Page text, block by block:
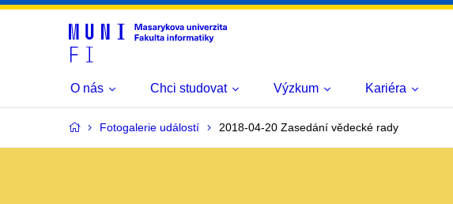
O nás Chci studovat Výzkum Kariéra
Fotogalerie událostí 2018-04-20 Zasedání vědecké rady